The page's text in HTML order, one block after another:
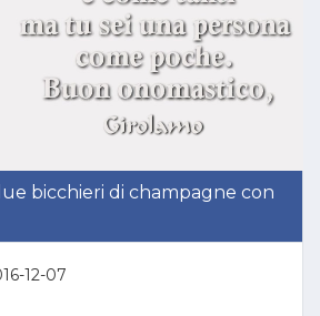
bicchieri di champagne con
12-07